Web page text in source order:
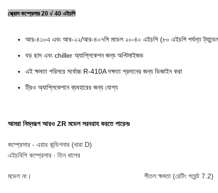
স্ক্রোল কম্প্রেসার 20 √ 40 এইচপি
আর-৪১০এ এবং আর-২২/আর-৪০৭সি মডেল ২০-৪০ এইচপি (৮০ এইচপি পর্যন্ত
বড় ছাদ এবং chiller অ্যাপ্লিকেশন জন্য অপ্টিমাইজড
এই ক্ষমতা পরিসরে সর্বোচ্চ R-410A দক্ষতা প্রদানের জন্য ডিজাইন করা
ট্রিও অ্যাপ্লিকেশনে ব্যবহারের জন্য যোগ্য
আমরা নিম্নরূপ আরও ZR মডেল সরবরাহ করতে পারেনঃ
কম্প্রেসার - এয়ার কন্ডিশনার (ধারা D)
এইচবিপি কম্প্রেসার ∙ তিন ধাপের
মডেল নং। শীতল ক্ষমতা (রেটিং পয়েন্ট 7.2)